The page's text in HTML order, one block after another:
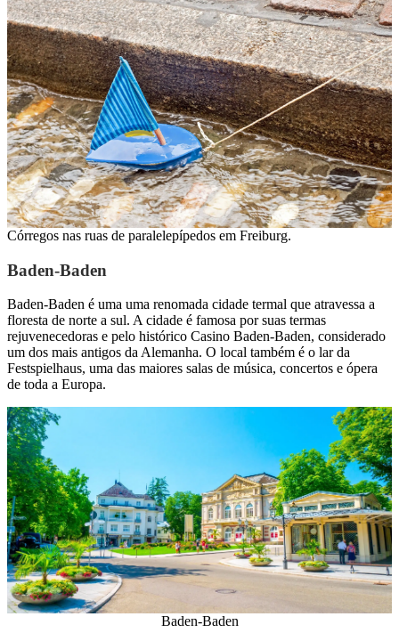
Córregos nas ruas de paralelepípedos em Freiburg.
Baden-Baden
Baden-Baden é uma uma renomada cidade termal que atravessa a
floresta de norte a sul. A cidade é famosa por suas termas
rejuvenecedoras e pelo histórico Casino Baden-Baden, considerado
um dos mais antigos da Alemanha. O local também é o lar da
Festspielhaus, uma das maiores salas de música, concertos e ópera
de toda a Europa.
Baden-Baden